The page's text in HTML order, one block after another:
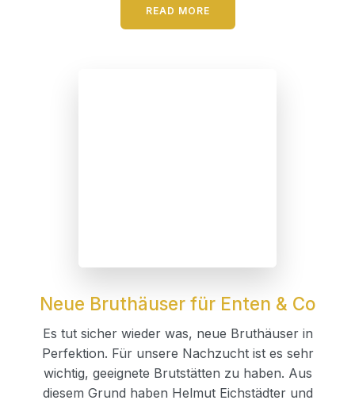
READ MORE
Neue Bruthäuser für Enten & Co
Es tut sicher wieder was, neue Bruthäuser in
Perfektion. Für unsere Nachzucht ist es sehr
wichtig, geeignete Brutstätten zu haben. Aus
diesem Grund haben Helmut Eichstädter und